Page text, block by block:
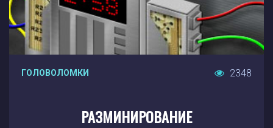
ГОЛОВОЛОМКИ 2348
РАЗМИНИРОВАНИЕ